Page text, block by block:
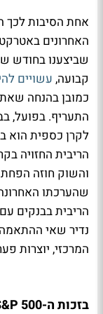
אחת הסיבות לכך
האחרונים
שביצענו בחודש
קבועה, עשויים
כמובן בהנחה
הריבית החזויה
והשוק חוזה
הריבית בבנקים
נדיר שאי
המרכזי, יוצרות